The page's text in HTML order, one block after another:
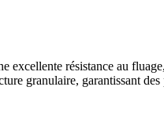
résistance au
granulaire, garantissant